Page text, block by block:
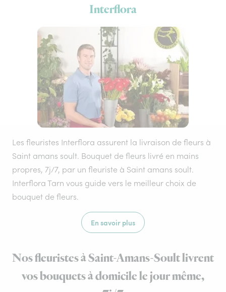
Interflora
Les fleuristes Interflora assurent la livraison de fleurs à
Saint amans soult. Bouquet de fleurs livré en mains
propres, 7j/7, par un fleuriste à Saint amans soult.
Interflora Tarn vous guide vers le meilleur choix de
bouquet de fleurs.
En savoir plus
Nos fleuristes à Saint-Amans-Soult livrent
vos bouquets à domicile le jour même,